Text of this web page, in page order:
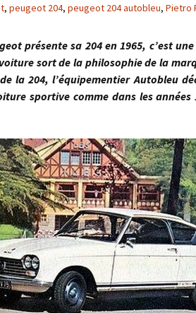
, peugeot 204, peugeot 204 autobleu, Pietro
sa 204 en 1965, c’est une
sort de la philosophie de la
la 204, l’équipementier Autobleu
sportive comme dans les